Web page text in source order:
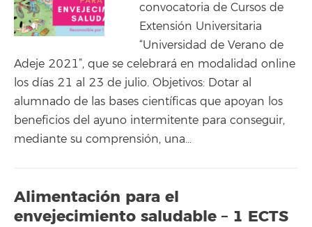
convocatoria de Cursos de
Extensión Universitaria
“Universidad de Verano de
Adeje 2021”, que se celebrará en modalidad online
los días 21 al 23 de julio. Objetivos: Dotar al
alumnado de las bases científicas que apoyan los
beneficios del ayuno intermitente para conseguir,
mediante su comprensión, una…
Alimentación para el
envejecimiento saludable – 1 ECTS